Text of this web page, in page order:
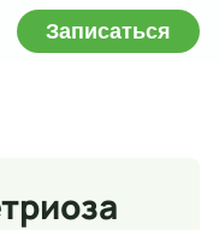
Записаться